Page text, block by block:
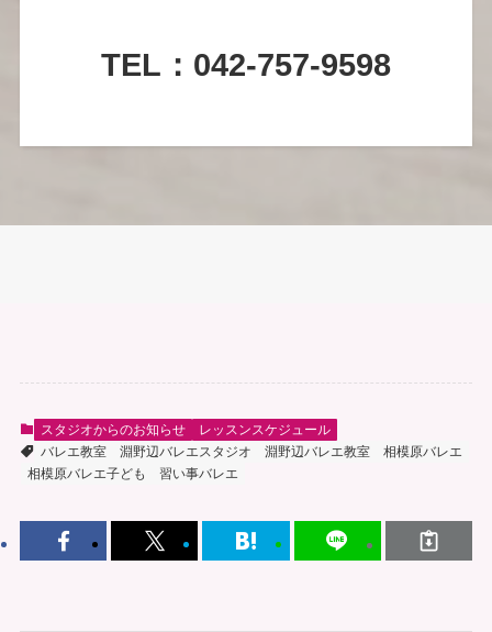
TEL：042-757-9598
スタジオからのお知らせ
レッスンスケジュール
バレエ教室
淵野辺バレエスタジオ 淵野辺バレエ教室
相模原バレエ
相模原バレエ子ども
習い事バレエ